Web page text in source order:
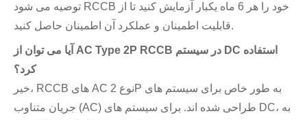
توصیه می شود RCCB خود را هر 6 ماه یکبار آزمایش کنید تا از
قابلیت اطمینان و عملکرد آن اطمینان حاصل کنید.
آیا می توان از AC Type 2P RCCB در سیستم DC استفاده
کرد؟
خیر، RCCB های AC نوع 2P به طور خاص برای سیستم های
جریان متناوب (AC) طراحی شده اند. برای سیستم های DC، به